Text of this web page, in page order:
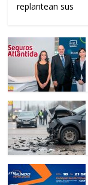
replantean sus